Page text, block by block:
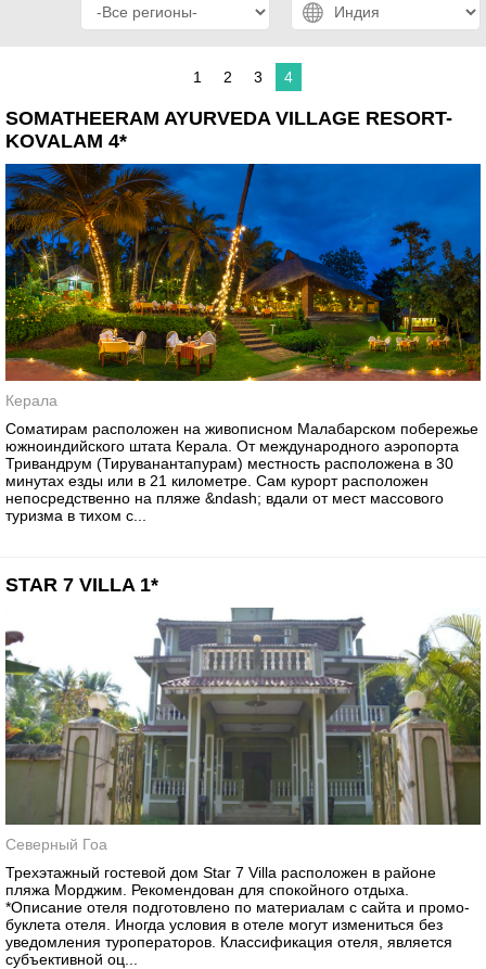
1 2 3 4
SOMATHEERAM AYURVEDA VILLAGE RESORT-
KOVALAM 4*
Керала
Соматирам расположен на живописном Малабарском побережье
южноиндийского штата Керала. От международного аэропорта
Тривандрум (Тируванантапурам) местность расположена в 30
минутах езды или в 21 километре. Сам курорт расположен
непосредственно на пляже &ndash; вдали от мест массового
туризма в тихом с...
STAR 7 VILLA 1*
Северный Гоа
Трехэтажный гостевой дом Star 7 Villa расположен в районе
пляжа Морджим. Рекомендован для спокойного отдыха.
*Описание отеля подготовлено по материалам с сайта и промо-
буклета отеля. Иногда условия в отеле могут измениться без
уведомления туроператоров. Классификация отеля, является
субъективной оц...